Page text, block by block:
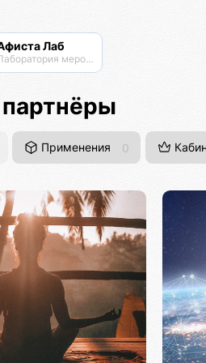
Лаб
Лаборатория мероприятий
Применения 0